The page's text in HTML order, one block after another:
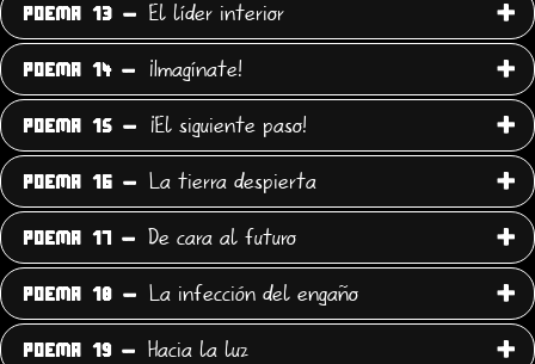
POEMA 13 - El líder interior
POEMA 14 - ¡Imagínate!
POEMA 15 - ¡El siguiente paso!
POEMA 16 - La tierra despierta
POEMA 17 - De cara al futuro
POEMA 18 - La infección del engaño
POEMA 19 - Hacia la luz